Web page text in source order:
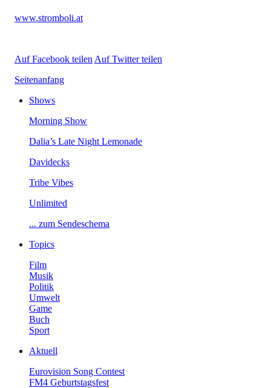
www.stromboli.at
AufFacebookteilenAufTwitterteilen
Seitenanfang
Shows
MorningShow
Dalia’sLateNightLemonade
Davidecks
TribeVibes
Unlimited
...zumSendeschema
Topics
Film
Musik
Politik
Umwelt
Game
Buch
Sport
Aktuell
EurovisionSongContest
FM4Geburtstagsfest